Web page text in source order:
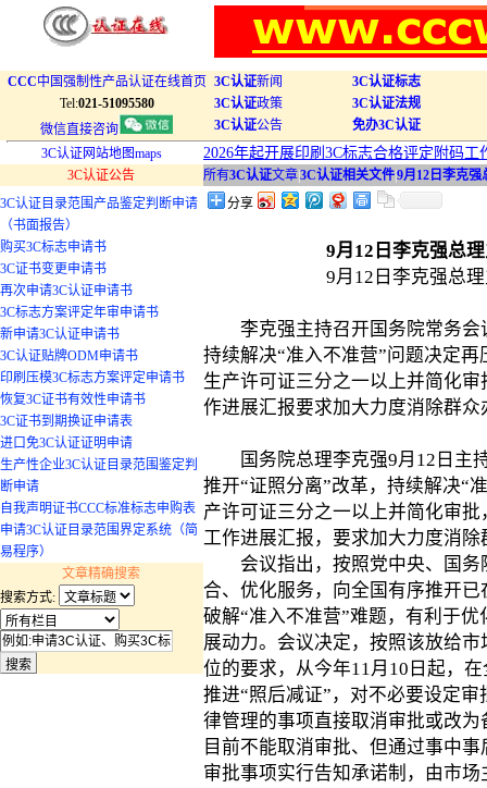
CCC中国强制性产品认证在线首页
Tel:021-51095580
微信直接咨询
3C认证新闻
3C认证政策
3C认证公告
3C认证标志
3C认证法规
免办3C认证
3C认证网站地图maps
3C认证公告
3C认证目录范围产品鉴定判断申请
（书面报告）
购买3C标志申请书
3C证书变更申请书
再次申请3C认证申请书
3C标志方案评定年审申请书
新申请3C认证申请书
3C认证贴牌ODM申请书
印刷压模3C标志方案评定申请书
恢复3C证书有效性申请书
3C证书到期换证申请表
进口免3C认证证明申请
生产性企业3C认证目录范围鉴定判
断申请
自我声明证书CCC标准标志申购表
申请3C认证目录范围界定系统（简
易程序）
文章精确搜索
搜索方式:
2026年起开展印刷3C标志合格评定附码工
所有3C认证文章|3C认证相关文件|9月12日李克
分享
9月12日李克强总
9月12日李克强总
李克强主持召开国务院常务会
持续解决“准入不准营”问题决定再
生产许可证三分之一以上并简化
作进展汇报要求加大力度消除群众
国务院总理李克强9月12日主持
推开“证照分离”改革，持续解决“
产许可证三分之一以上并简化审
工作进展汇报，要求加大力度消除
会议指出，按照党中央、国务
合、优化服务，向全国有序推开
破解“准入不准营”难题，有利于
展动力。会议决定，按照该放给
位的要求，从今年11月10日起，
推进“照后减证”，对不必要设定
律管理的事项直接取消审批或改
目前不能取消审批、但通过事中
审批事项实行告知承诺制，由市